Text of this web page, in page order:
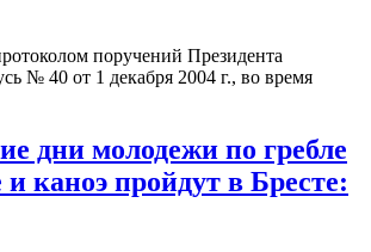
поручений Президента
№ 40 от 1 декабря 2004 г., во время
дни молодежи по гребле
и каноэ пройдут в Бресте: